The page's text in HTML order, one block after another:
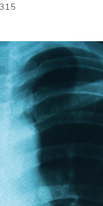
315